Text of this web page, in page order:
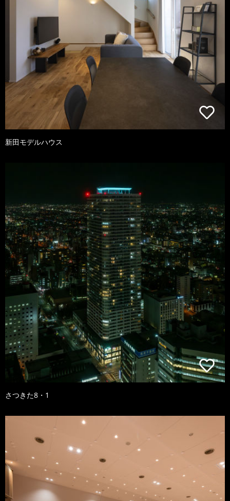
新田モデルハウス
さつきた8・1